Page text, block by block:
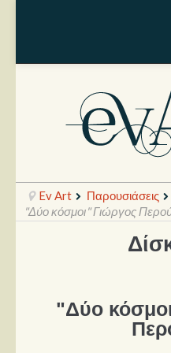
Θέατρο
Ev Art Παρουσιάσεις
"Δύο κόσμοι" Γιώργος
"Δύο